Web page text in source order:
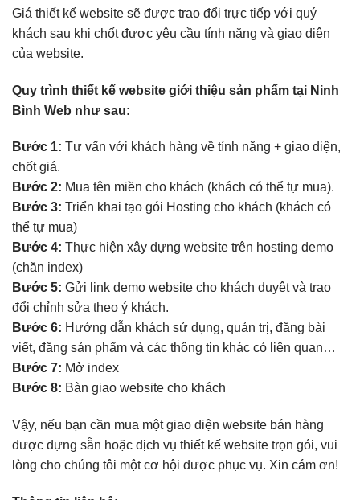
Giá thiết kế website sẽ được trao đổi trực tiếp với quý
khách sau khi chốt được yêu cầu tính năng và giao diện
của website.
Quy trình thiết kế website giới thiệu sản phẩm tại Ninh
Bình Web như sau:
Bước 1: Tư vấn với khách hàng về tính năng + giao diện,
chốt giá.
Bước 2: Mua tên miền cho khách (khách có thể tự mua).
Bước 3: Triển khai tạo gói Hosting cho khách (khách có
thể tự mua)
Bước 4: Thực hiện xây dựng website trên hosting demo
(chặn index)
Bước 5: Gửi link demo website cho khách duyệt và trao
đổi chỉnh sửa theo ý khách.
Bước 6: Hướng dẫn khách sử dụng, quản trị, đăng bài
viết, đăng sản phẩm và các thông tin khác có liên quan…
Bước 7: Mở index
Bước 8: Bàn giao website cho khách
Vậy, nếu bạn cần mua một giao diện website bán hàng
được dựng sẵn hoặc dịch vụ thiết kế website trọn gói, vui
lòng cho chúng tôi một cơ hội được phục vụ. Xin cám ơn!